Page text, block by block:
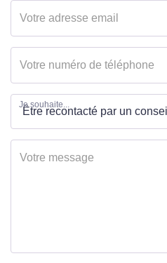
Vis à Vis
Fenêtres
Volets
Je souhaite...